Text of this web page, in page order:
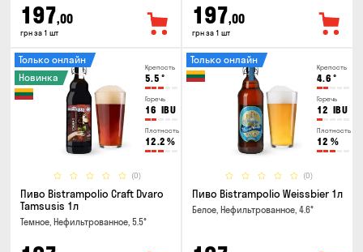
197,00
грн за 1 шт
197,00
грн за 1 шт
Крепость
5.5 °
Горечь
16 IBU
Плотность
12.2 %
(0)
Только онлайн
Новинка
Пиво Bistrampolio Craft Dvaro
Tamsusis 1л
Темное, Нефильтрованное, 5.5°
Крепость
4.6 °
Горечь
12 IBU
Плотность
12 %
(0)
Только онлайн
Пиво Bistrampolio Weissbier 1л
Белое, Нефильтрованное, 4.6°